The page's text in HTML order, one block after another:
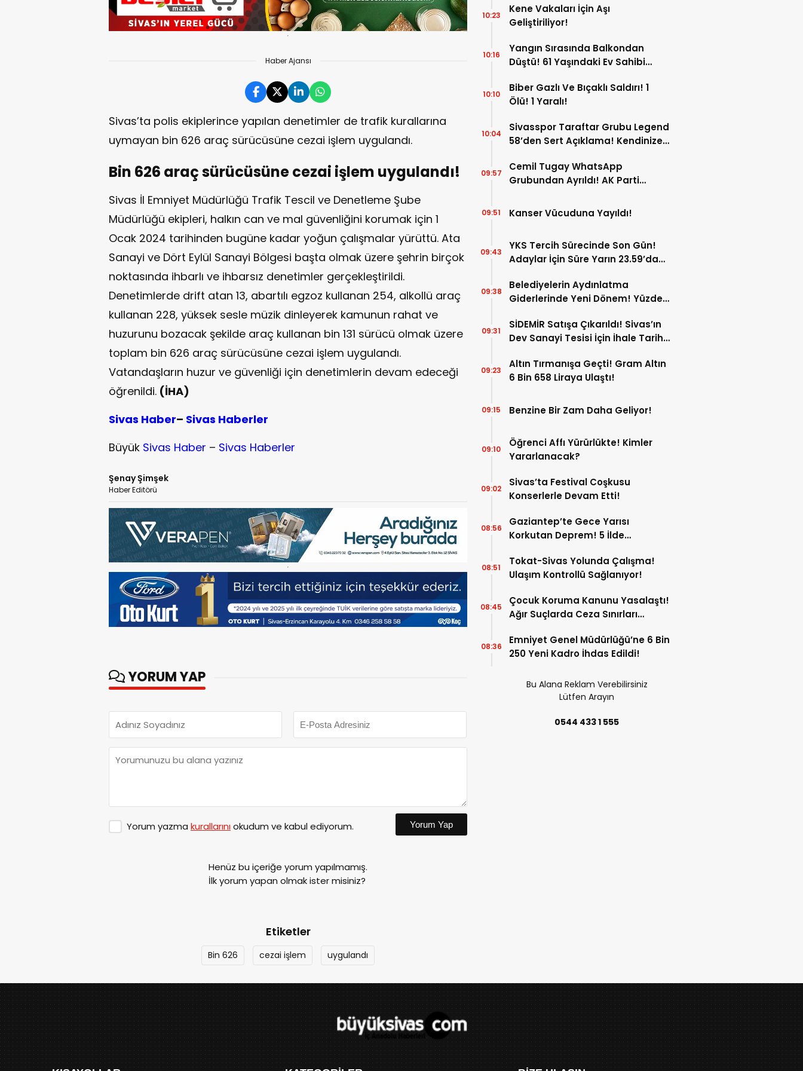
Haber Ajansı
Sivas’ta polis ekiplerince yapılan denetimler de trafik kurallarına
uymayan bin 626 araç sürücüsüne cezai işlem uygulandı.
Bin 626 araç sürücüsüne cezai işlem uygulandı!
Sivas İl Emniyet Müdürlüğü Trafik Tescil ve Denetleme Şube
Müdürlüğü ekipleri, halkın can ve mal güvenliğini korumak için 1
Ocak 2024 tarihinden bugüne kadar yoğun çalışmalar yürüttü. Ata
Sanayi ve Dört Eylül Sanayi Bölgesi başta olmak üzere şehrin birçok
noktasında ihbarlı ve ihbarsız denetimler gerçekleştirildi.
Denetimlerde drift atan 13, abartılı egzoz kullanan 254, alkollü araç
kullanan 228, yüksek sesle müzik dinleyerek kamunun rahat ve
huzurunu bozacak şekilde araç kullanan bin 131 sürücü olmak üzere
toplam bin 626 araç sürücüsüne cezai işlem uygulandı.
Vatandaşların huzur ve güvenliği için denetimlerin devam edeceği
öğrenildi. (İHA)
Sivas Haber– Sivas Haberler
Büyük Sivas Haber – Sivas Haberler
Şenay Şimşek
Haber Editörü
YORUM YAP
Yorum yazma kurallarınıokudum ve kabul ediyorum. Yorum Yap
Henüz bu içeriğe yorum yapılmamış.
İlk yorum yapan olmak ister misiniz?
Etiketler
Bin 626 cezai işlem uygulandı
Kene Vakaları İçin Aşı
Geliştiriliyor!
10:23
Yangın Sırasında Balkondan
Düştü! 61 Yaşındaki Ev Sahibi
10:16
Biber Gazlı Ve Bıçaklı Saldırı! 1
Ölü! 1 Yaralı!
10:10
Sivasspor Taraftar Grubu Legend
58’den Sert Açıklama! Kendinize
10:04
Cemil Tugay WhatsApp
Grubundan Ayrıldı! AK Parti
09:57
Kanser Vücuduna Yayıldı!
09:51
YKS Tercih Sürecinde Son Gün!
Adaylar İçin Süre Yarın 23.59’da
09:43
Belediyelerin Aydınlatma
Giderlerinde Yeni Dönem! Yüzde
09:38
SİDEMİR Satışa Çıkarıldı! Sivas’ın
Dev Sanayi Tesisi İçin İhale Tarihi
09:31
Altın Tırmanışa Geçti! Gram Altın
6 Bin 658 Liraya Ulaştı!
09:23
Benzine Bir Zam Daha Geliyor!
09:15
Öğrenci Affı Yürürlükte! Kimler
Yararlanacak?
09:10
Sivas’ta Festival Coşkusu
Konserlerle Devam Etti!
09:02
Gaziantep’te Gece Yarısı
Korkutan Deprem! 5 İlde
08:56
Tokat-Sivas Yolunda Çalışma!
Ulaşım Kontrollü Sağlanıyor!
08:51
Çocuk Koruma Kanunu Yasalaştı!
Ağır Suçlarda Ceza Sınırları
08:45
Emniyet Genel Müdürlüğü’ne 6 Bin
250 Yeni Kadro İhdas Edildi!
08:36
Bu Alana Reklam Verebilirsiniz
Lütfen Arayın
0544 433 1 555